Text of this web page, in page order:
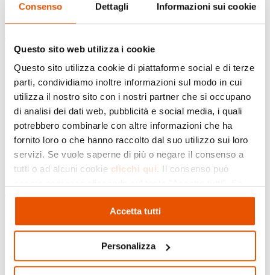
Consenso Dettagli Informazioni sui cookie
Questo sito web utilizza i cookie
Questo sito utilizza cookie di piattaforme social e di terze
parti, condividiamo inoltre informazioni sul modo in cui
utilizza il nostro sito con i nostri partner che si occupano
di analisi dei dati web, pubblicità e social media, i quali
potrebbero combinarle con altre informazioni che ha
fornito loro o che hanno raccolto dal suo utilizzo sui loro
servizi. Se vuole saperne di più o negare il consenso a
tutti o ad alcuni cookie clicchi qui. Il consenso può
non vuole i cookie di profilazione può negare il consenso
cliccando sul tasto "Rifiuta"Accetta tutti
Personalizza
dell’anno nei vari ambiti oggetto di analisi:
certificazione annuale della
footprint che considera anche le emissioni
indirette e lacompensazione totale delle
nostre emissioninonché l’incrementodella
quota di energia green venduta.Il report
segnala inoltre positivamente il nostro
impatto sul territorio riconoscendoci una
forte capacità redistributiva del valore
Sociale:in questo ambitosi registra una
crescita del punteggio legata all’incremento
dei piani di formazioneerogati ai dipendenti e
all’ottenimento della certificazione UNI PdR
un importante riconoscimento per la parità di